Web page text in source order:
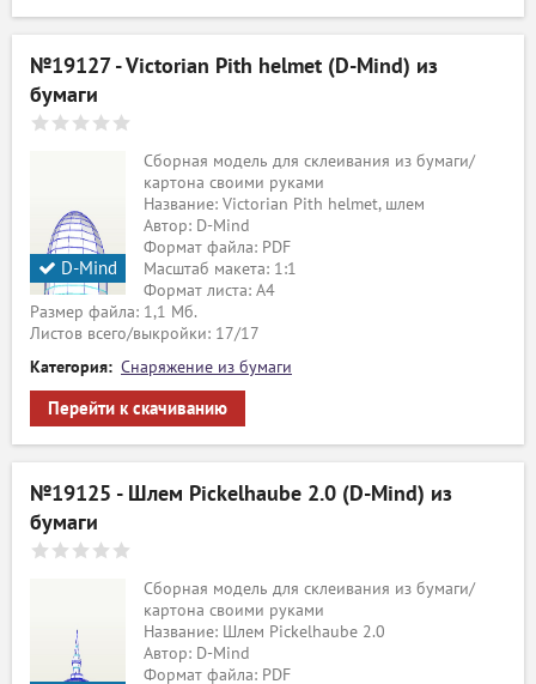
№19127 - Victorian Pith helmet (D-Mind) из
бумаги
D-Mind
Сборная модель для склеивания из бумаги/
картона своими руками
Название: Victorian Pith helmet, шлем
Автор: D-Mind
Формат файла: PDF
Масштаб макета: 1:1
Формат листа: А4
Размер файла: 1,1 Мб.
Листов всего/выкройки: 17/17
Категория: Снаряжение из бумаги
Перейти к скачиванию
№19125 - Шлем Pickelhaube 2.0 (D-Mind) из
бумаги
Сборная модель для склеивания из бумаги/
картона своими руками
Название: Шлем Pickelhaube 2.0
Автор: D-Mind
Формат файла: PDF